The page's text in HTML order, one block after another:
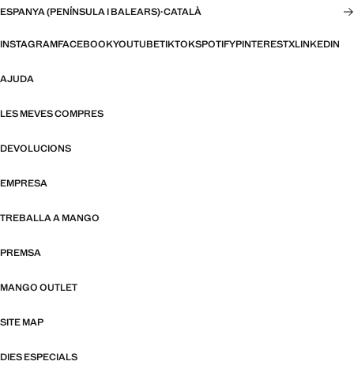
ESPANYA (PENÍNSULA I BALEARS)·CATALÀ
INSTAGRAMFACEBOOKYOUTUBETIKTOKSPOTIFYPINTERESTXLINKEDIN
AJUDA
LES MEVES COMPRES
DEVOLUCIONS
EMPRESA
TREBALLA A MANGO
PREMSA
MANGO OUTLET
SITE MAP
DIES ESPECIALS